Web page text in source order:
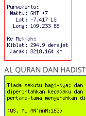
AL QURAN DAN HADIST